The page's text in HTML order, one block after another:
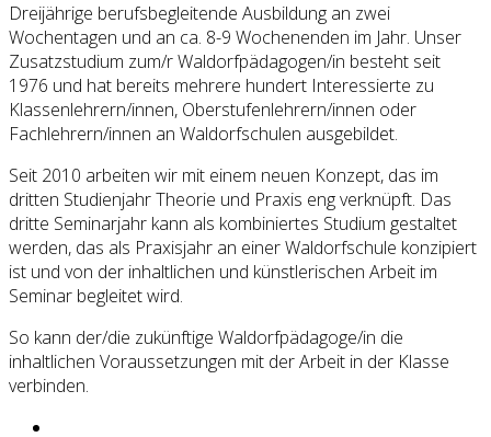
Dreijährige berufsbegleitende Ausbildung an zwei
Wochentagen und an ca. 8-9 Wochenenden im Jahr. Unser
Zusatzstudium zum/r Waldorfpädagogen/in besteht seit
1976 und hat bereits mehrere hundert Interessierte zu
Klassenlehrern/innen, Oberstufenlehrern/innen oder
Fachlehrern/innen an Waldorfschulen ausgebildet.
Seit 2010 arbeiten wir mit einem neuen Konzept, das im
dritten Studienjahr Theorie und Praxis eng verknüpft. Das
dritte Seminarjahr kann als kombiniertes Studium gestaltet
werden, das als Praxisjahr an einer Waldorfschule konzipiert
ist und von der inhaltlichen und künstlerischen Arbeit im
Seminar begleitet wird.
So kann der/die zukünftige Waldorfpädagoge/in die
inhaltlichen Voraussetzungen mit der Arbeit in der Klasse
verbinden.